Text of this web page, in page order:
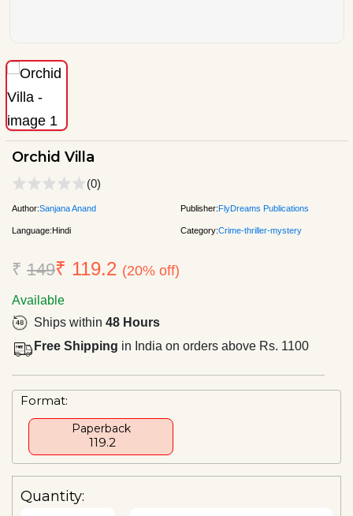
Orchid Villa
(0)
Author:Sanjana Anand Publisher:FlyDreams Publications
Language:Hindi Category:Crime-thriller-mystery
₹ 149₹ 119.2 (20% off)
Available
Ships within 48 Hours
Free Shipping in India on orders above Rs. 1100
Format:
Paperback
₹ 119.2
Quantity: